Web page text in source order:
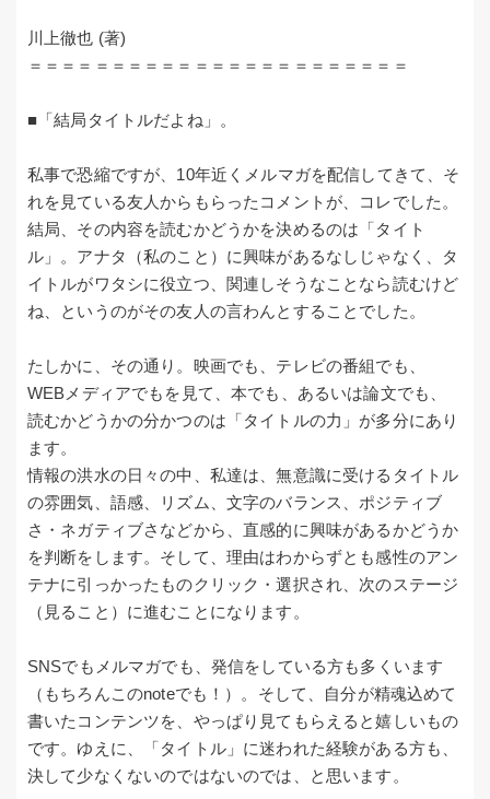
川上徹也 (著)
＝＝＝＝＝＝＝＝＝＝＝＝＝＝＝＝＝＝＝＝＝＝＝
■「結局タイトルだよね」。
私事で恐縮ですが、10年近くメルマガを配信してきて、そ
れを見ている友人からもらったコメントが、コレでした。
結局、その内容を読むかどうかを決めるのは「タイト
ル」。アナタ（私のこと）に興味があるなしじゃなく、タ
イトルがワタシに役立つ、関連しそうなことなら読むけど
ね、というのがその友人の言わんとすることでした。
たしかに、その通り。映画でも、テレビの番組でも、
WEBメディアでもを見て、本でも、あるいは論文でも、
読むかどうかの分かつのは「タイトルの力」が多分にあり
ます。
情報の洪水の日々の中、私達は、無意識に受けるタイトル
の雰囲気、語感、リズム、文字のバランス、ポジティブ
さ・ネガティブさなどから、直感的に興味があるかどうか
を判断をします。そして、理由はわからずとも感性のアン
テナに引っかったものクリック・選択され、次のステージ
（見ること）に進むことになります。
SNSでもメルマガでも、発信をしている方も多くいます
（もちろんこのnoteでも！）。そして、自分が精魂込めて
書いたコンテンツを、やっぱり見てもらえると嬉しいもの
です。ゆえに、「タイトル」に迷われた経験がある方も、
決して少なくないのではないのでは、と思います。